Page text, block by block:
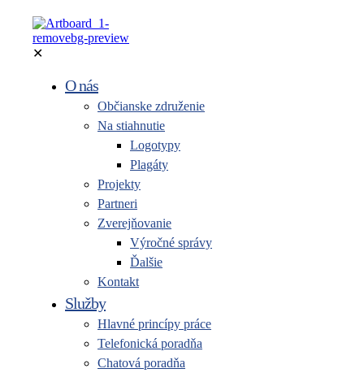
✕
O nás
Občianske združenie
Na stiahnutie
Logotypy
Plagáty
Projekty
Partneri
Zverejňovanie
Výročné správy
Ďalšie
Kontakt
Služby
Hlavné princípy práce
Telefonická poradňa
Chatová poradňa